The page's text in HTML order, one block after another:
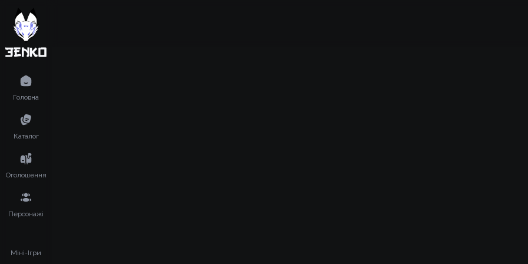
Головна
Каталог
Оголошення
Персонажі
Міні-Ігри